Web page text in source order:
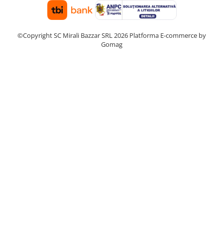
©Copyright SC Mirali Bazzar SRL 2026 Platforma E-commerce by
Gomag